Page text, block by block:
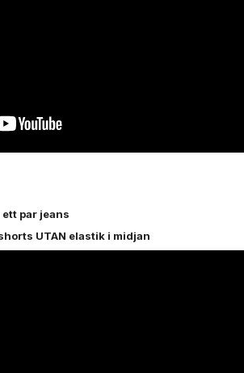
ett par jeans
UTAN elastik i midjan